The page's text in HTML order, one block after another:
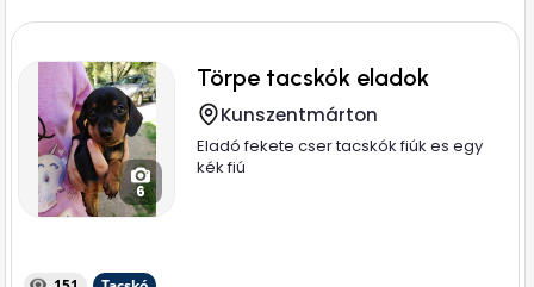
6
Törpe tacskók eladok
Kunszentmárton
Eladó fekete cser tacskók fiúk es egy
kék fiú